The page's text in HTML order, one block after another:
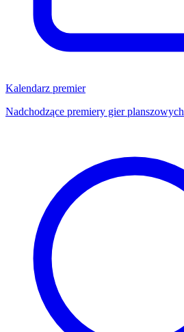
Kalendarz premier
Nadchodzące premiery gier planszowych